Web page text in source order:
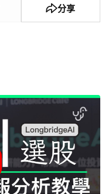
分享